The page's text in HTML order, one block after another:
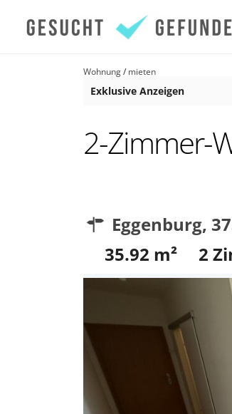
Wohnung/ mieten
Exklusive Anzeigen
2-Zimmer-
Eggenburg,
35.92 m² 2